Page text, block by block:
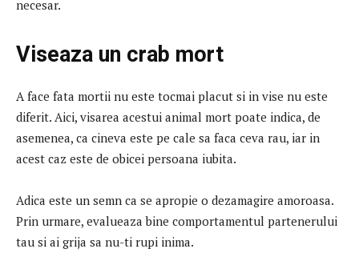
necesar.
Viseaza un crab mort
A face fata mortii nu este tocmai placut si in vise nu este
diferit. Aici, visarea acestui animal mort poate indica, de
asemenea, ca cineva este pe cale sa faca ceva rau, iar in
acest caz este de obicei persoana iubita.
Adica este un semn ca se apropie o dezamagire amoroasa.
Prin urmare, evalueaza bine comportamentul partenerului
tau si ai grija sa nu-ti rupi inima.